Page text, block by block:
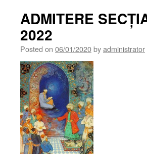
ADMITERE
2022
Posted on 06/01/2020byadministrator